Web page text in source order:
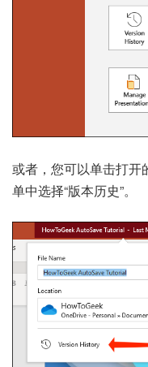
或者，您可以单击打开
单中选择“版本历史”。